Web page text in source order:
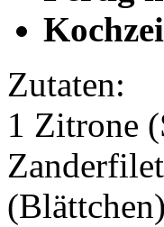
Zutaten:
1 Zitrone